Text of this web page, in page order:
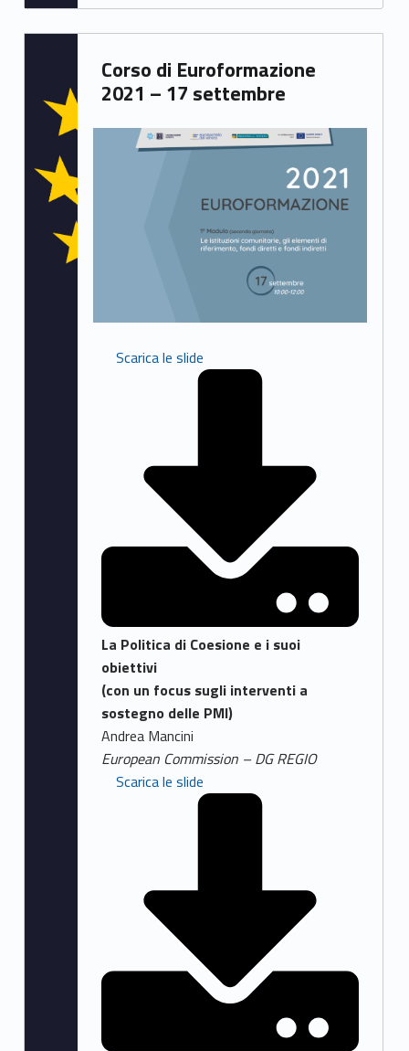
Corso di Euroformazione
2021 – 17 settembre
Scarica le slide
La Politica di Coesione e i suoi
obiettivi
(con un focus sugli interventi a
sostegno delle PMI)
Andrea Mancini
European Commission – DG REGIO
Scarica le slide